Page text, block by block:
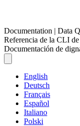
Documentation | Data
Referencia de la CLI
Documentación de
English
Deutsch
Français
Español
Italiano
Polski